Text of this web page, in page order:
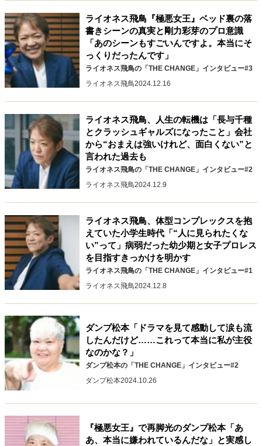
経営・ビジネス
リーダーの流儀 変革の原動力
トップが描く未来
マインドセット
重圧との向き合い方 一流のルーティン
20代の現在地
忘れられない言葉
10代・20代の土台
40代からの景色 50代のリアル
美しさの哲学
パートナーとの歩み方
親になるということ
病が教えてくれたこと
移住という選択
熱狂できるもの
一生モノの愛用品
私を彩るエッセンス
60代のネクストステージ
70代のグランドデザイン
社会・カルチャー・マネー
地域とつながる/お金との付き合い方
ライオネス飛鳥『極悪女王』ベッド裏の落
書きシーンの真実と剛力彩芽のプロ意識
「あのシーンもすごいんですよ。本当にそ
っくりだったんです」
ライオネス飛鳥の「THE CHANGE」インタビュー#3
ライオネス飛鳥2024.12.16
ライオネス飛鳥、人生の転機は「長与千種
とクラッシュギャルズになったこと」会社
から“おまえは強いけれど、面白くない”と
言われた過去も
ライオネス飛鳥の「THE CHANGE」インタビュー#2
ライオネス飛鳥2024.12.9
ライオネス飛鳥、体型コンプレックスを抱
えていた小学生時代「“人に見られたくな
い”って」病弱だった幼少期と女子プロレス
を目指すきっかけを明かす
ライオネス飛鳥の「THE CHANGE」インタビュー#1
ライオネス飛鳥2024.12.8
ダンプ松本「ドラマを見て感動して涙も流
したんだけど……これって本当に私が主役
なのかな？」
ダンプ松本の「THE CHANGE」インタビュー#2
ダンプ松本2024.10.26
『極悪女王』で再脚光のダンプ松本「あ
あ、本当に嫌われているんだな」と実感し